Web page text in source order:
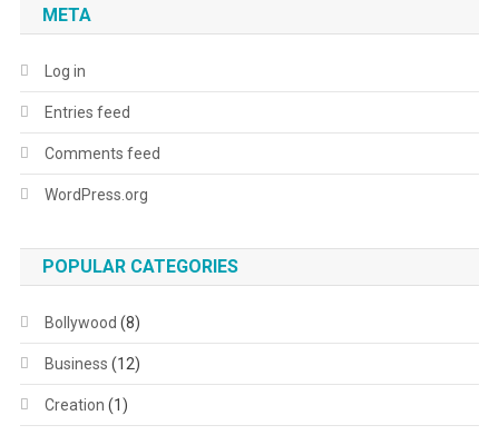
META
Log in
Entries feed
Comments feed
WordPress.org
POPULAR CATEGORIES
Bollywood (8)
Business (12)
Creation (1)